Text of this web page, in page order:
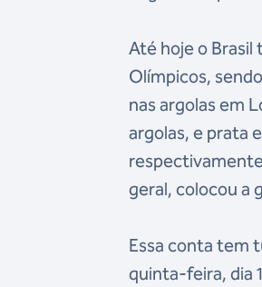
Até hoje o Brasil
Olímpicos,
nas argolas em
argolas, e prata
geral, colocou a
Essa conta tem
quinta-feira, dia